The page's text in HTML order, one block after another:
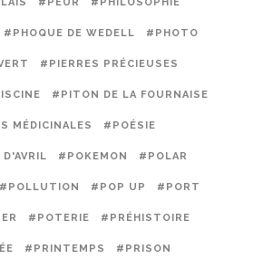
#PHOQUE DE WEDELL #PHOTO
#PIERRES PRÉCIEUSES
#PITON DE LA FOURNAISE
MÉDICINALES #POÉSIE
#POKEMON #POLAR
#POLLUTION #POP UP #PORT
#POTERIE #PRÉHISTOIRE
#PRINTEMPS #PRISON